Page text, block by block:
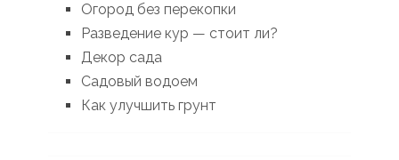
Огород без перекопки
Разведение кур — стоит ли?
Декор сада
Садовый водоем
Как улучшить грунт